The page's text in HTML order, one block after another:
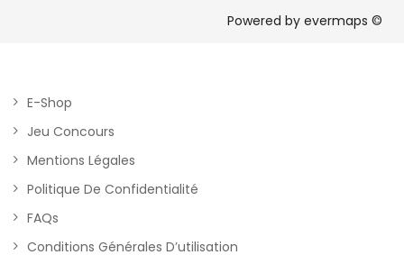
Powered by evermaps ©
E-Shop
Jeu Concours
Mentions Légales
Politique De Confidentialité
FAQs
Conditions Générales D’utilisation